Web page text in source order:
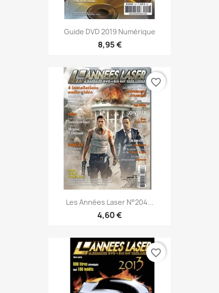
Guide DVD 2019 Numérique
8,95 €
Les Années Laser N°204...
4,60 €
favorite_border
favorite_border